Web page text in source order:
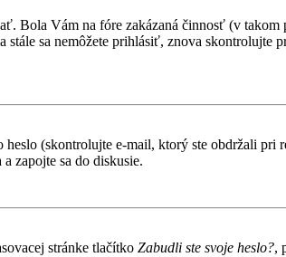
Bola Vám na fóre zakázaná činnosť (v
sa nemôžete prihlásiť, znova
(skontrolujte e-mail, ktorý ste obdržali pri
zapojte sa do diskusie.
stránke tlačítko Zabudli ste svoje heslo?,